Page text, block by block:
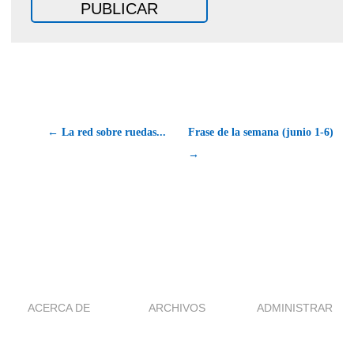
← La red sobre ruedas...
Frase de la semana (junio 1-6)
→
ACERCA DE ARCHIVOS ADMINISTRAR